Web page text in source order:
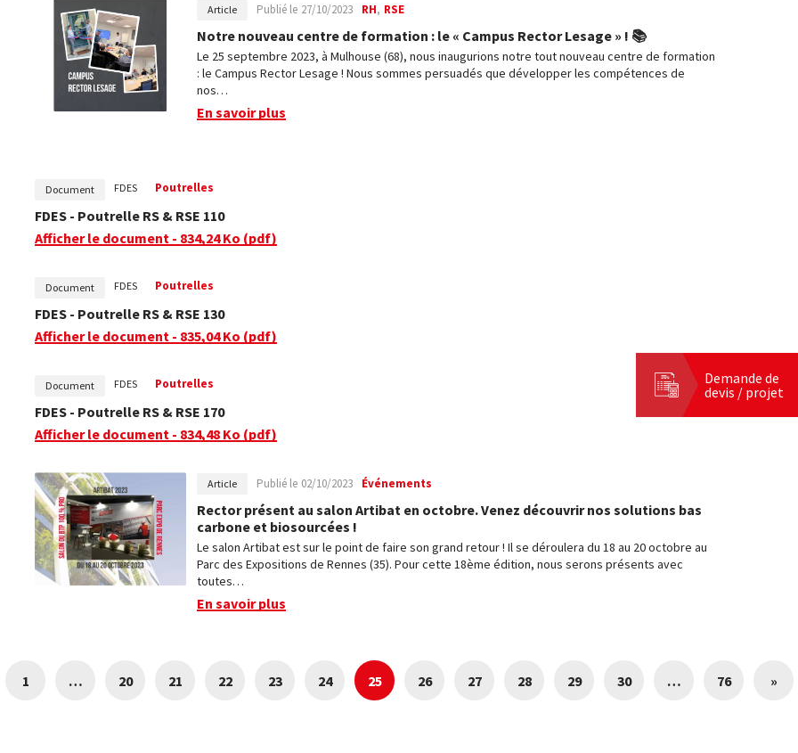
Article Publié le 27/10/2023 RH RSE
Notre nouveau centre de formation : le « Campus Rector Lesage » ! 📚
Le 25 septembre 2023, à Mulhouse (68), nous inaugurions notre tout nouveau centre de formation
: le Campus Rector Lesage ! Nous sommes persuadés que développer les compétences de
nos…
En savoir plus
Document FDES Poutrelles
FDES - Poutrelle RS & RSE 110
Afficher le document - 834,24 Ko (pdf)
Document FDES Poutrelles
FDES - Poutrelle RS & RSE 130
Afficher le document - 835,04 Ko (pdf)
Document FDES Poutrelles
FDES - Poutrelle RS & RSE 170
Afficher le document - 834,48 Ko (pdf)
Article Publié le 02/10/2023 Événements
Rector présent au salon Artibat en octobre. Venez découvrir nos solutions bas
carbone et biosourcées !
Le salon Artibat est sur le point de faire son grand retour ! Il se déroulera du 18 au 20 octobre au
Parc des Expositions de Rennes (35). Pour cette 18ème édition, nous serons présents avec
toutes…
En savoir plus
1 … 20 21 22 23 24 25 26 27 28 29 30 … 76 »
Demande de
devis / projet